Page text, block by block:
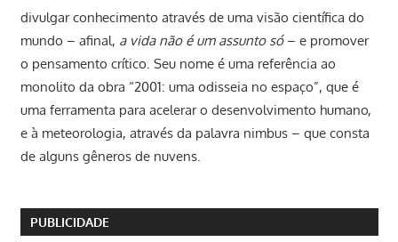
divulgar conhecimento através de uma visão científica do
mundo – afinal, a vida não é um assunto só– e promover
o pensamento crítico. Seu nome é uma referência ao
monolito da obra “2001: uma odisseia no espaço”, que é
uma ferramenta para acelerar o desenvolvimento humano,
e à meteorologia, através da palavra nimbus – que consta
de alguns gêneros de nuvens.
PUBLICIDADE